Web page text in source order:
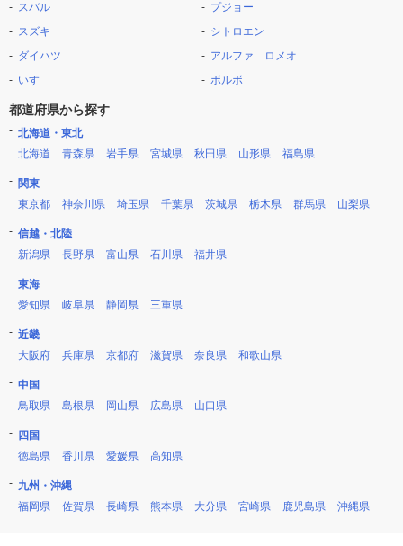
スバル
スズキ
ダイハツ
いすゞ
プジョー
シトロエン
アルファ ロメオ
ボルボ
都道府県から探す
北海道・東北
北海道
青森県 岩手県 宮城県 秋田県 山形県 福島県
関東
東京都
神奈川県 埼玉県 千葉県 茨城県 栃木県 群馬県 山梨県
信越・北陸
新潟県
長野県 富山県 石川県 福井県
東海
愛知県
岐阜県 静岡県 三重県
近畿
大阪府
兵庫県 京都府 滋賀県 奈良県 和歌山県
中国
鳥取県
島根県 岡山県 広島県 山口県
四国
徳島県
香川県 愛媛県 高知県
九州・沖縄
福岡県
佐賀県 長崎県 熊本県 大分県 宮崎県 鹿児島県 沖縄県